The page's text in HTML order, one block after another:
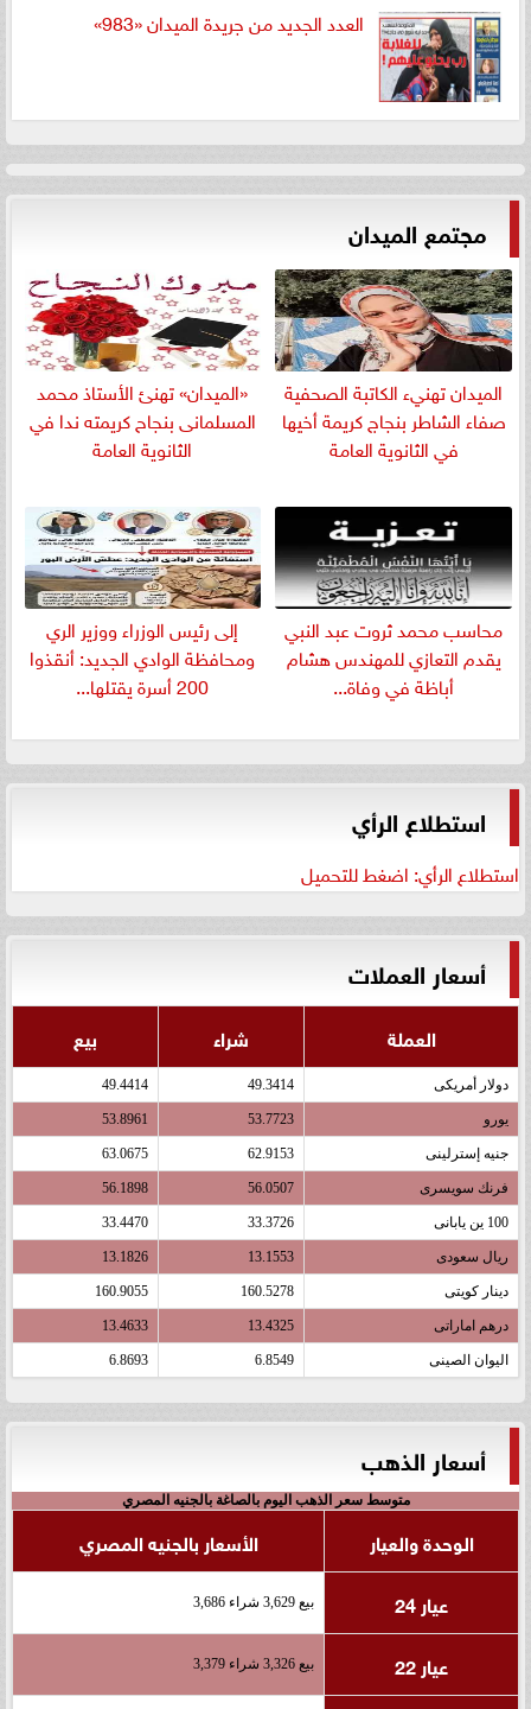
العدد الجديد من جريدة الميدان «983»
مجتمع الميدان
الميدان تهنيء الكاتبة الصحفية
صفاء الشاطر بنجاج كريمة أخيها
في الثانوية العامة
«الميدان» تهنئ الأستاذ محمد
المسلمانى بنجاح كريمته ندا في
الثانوية العامة
​محاسب محمد ثروت عبد النبي
يقدم التعازي للمهندس هشام
أباظة في وفاة...
إلى رئيس الوزراء ووزير الري
ومحافظة الوادي الجديد: أنقذوا
200 أسرة يقتلها...
استطلاع الرأي
استطلاع الرأي: اضغط للتحميل
أسعار العملات
العملة شراء بيع
دولار أمريكى 49.3414
49.4414
يورو 53.7723
53.8961
جنيه إسترلينى 62.9153
63.0675
فرنك سويسرى 56.0507
56.1898
100 ين يابانى 33.3726
33.4470
ريال سعودى 13.1553
13.1826
دينار كويتى 160.5278
160.9055
درهم اماراتى 13.4325
13.4633
اليوان الصينى 6.8549
6.8693
أسعار الذهب
متوسط سعر الذهب اليوم بالصاغة بالجنيه المصري
الوحدة والعيار
الأسعار بالجنيه المصري
عيار 24
بيع 3,629 شراء 3,686
عيار 22 بيع 3,326 شراء 3,379